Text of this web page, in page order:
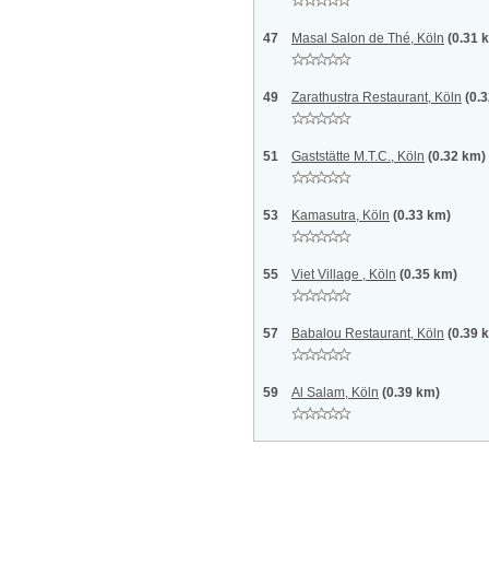
47 Masal Salon de Thé, Köln (0.31
49 Zarathustra Restaurant, Köln
51 Gaststätte M.T.C., Köln (0.32 km)
53 Kamasutra, Köln (0.33 km)
55 Viet Village , Köln (0.35 km)
57 Babalou Restaurant, Köln (0.39
59 Al Salam, Köln (0.39 km)